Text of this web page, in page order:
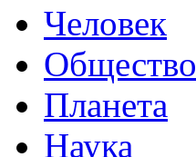
Человек
Общество
Планета
Наука